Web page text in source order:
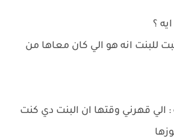
؟
للبنت انه هو الي كان معاها من
: الي قهرني وقتها ان البنت دي كنت